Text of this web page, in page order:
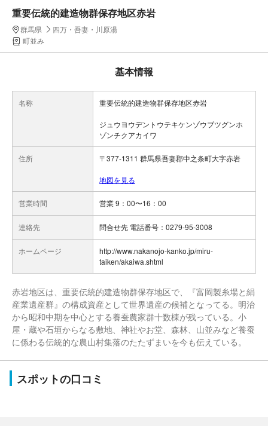
重要伝統的建造物群保存地区赤岩
群馬県
四万・吾妻・川原湯
町並み
基本情報
名称 重要伝統的建造物群保存地区赤岩
ジュウヨウデントウテキケンゾウブツグンホ
ゾンチクアカイワ
住所 〒377-1311 群馬県吾妻郡中之条町大字赤岩
地図を見る
営業時間 営業 9：00〜16：00
連絡先 問合せ先 電話番号：0279-95-3008
ホームページ
http://www.nakanojo-kanko.jp/miru-
taiken/akaiwa.shtml
赤岩地区は、重要伝統的建造物群保存地区で、『富岡製糸場と絹
産業遺産群』の構成資産として世界遺産の候補となってる。明治
から昭和中期を中心とする養蚕農家群十数棟が残っている。小
屋・蔵や石垣からなる敷地、神社やお堂、森林、山並みなど養蚕
に係わる伝統的な農山村集落のたたずまいを今も伝えている。
スポットの口コミ